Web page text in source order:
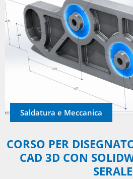
Saldatura e Meccanica
CORSO PER
CAD 3D CON
SERALE